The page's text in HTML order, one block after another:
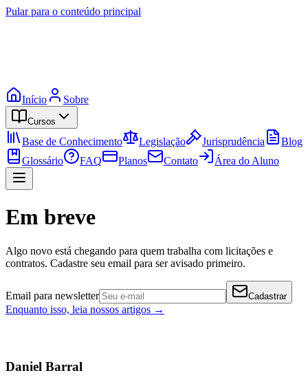
Pular para o conteúdo principal
Início Sobre
Cursos
Base de Conhecimento Legislação Jurisprudência
Blog
Glossário
FAQ Planos Contato Área do Aluno
Em breve
Algo novo está chegando para quem trabalha com licitações e
contratos. Cadastre seu email para ser avisado primeiro.
Email para newsletter Cadastrar
Enquanto isso, leia nossos artigos →
Daniel Barral